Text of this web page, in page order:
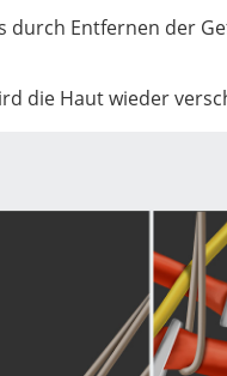
durch Entfernen der
die Haut wieder